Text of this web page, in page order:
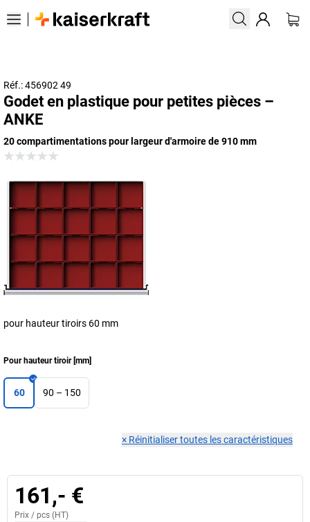
Réf.: 456902 49
Godet en plastique pour petites pièces –
ANKE
20 compartimentations pour largeur d'armoire de 910 mm
pour hauteur tiroirs 60 mm
Pour hauteur tiroir[mm]
60 90 – 150
× Réinitialiser toutes les caractéristiques
161,- €
Prix / pcs (HT)